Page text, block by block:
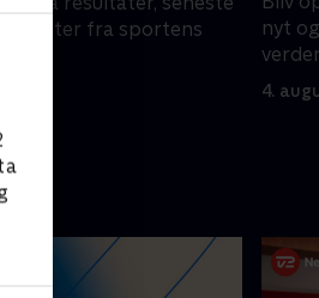
fra sportens
nyt
4.